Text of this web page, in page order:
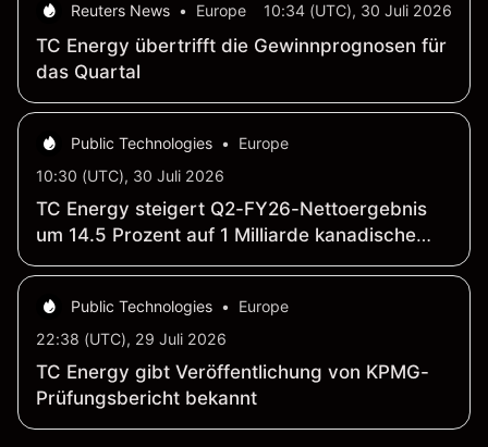
Reuters News • Europe 10:34 (UTC), 30 Juli 2026
TC Energy übertrifft die Gewinnprognosen für
das Quartal
Public Technologies •
Europe
10:30 (UTC), 30 Juli 2026
TC Energy steigert Q2-FY26-Nettoergebnis
um 14.5 Prozent auf 1 Milliarde kanadische
Dollar; vergleichbares EBITDA (Non-GAAP)
kanadische Dollar
Public Technologies •
Europe
22:38 (UTC), 29 Juli 2026
TC Energy gibt Veröffentlichung von KPMG-
Prüfungsbericht bekannt